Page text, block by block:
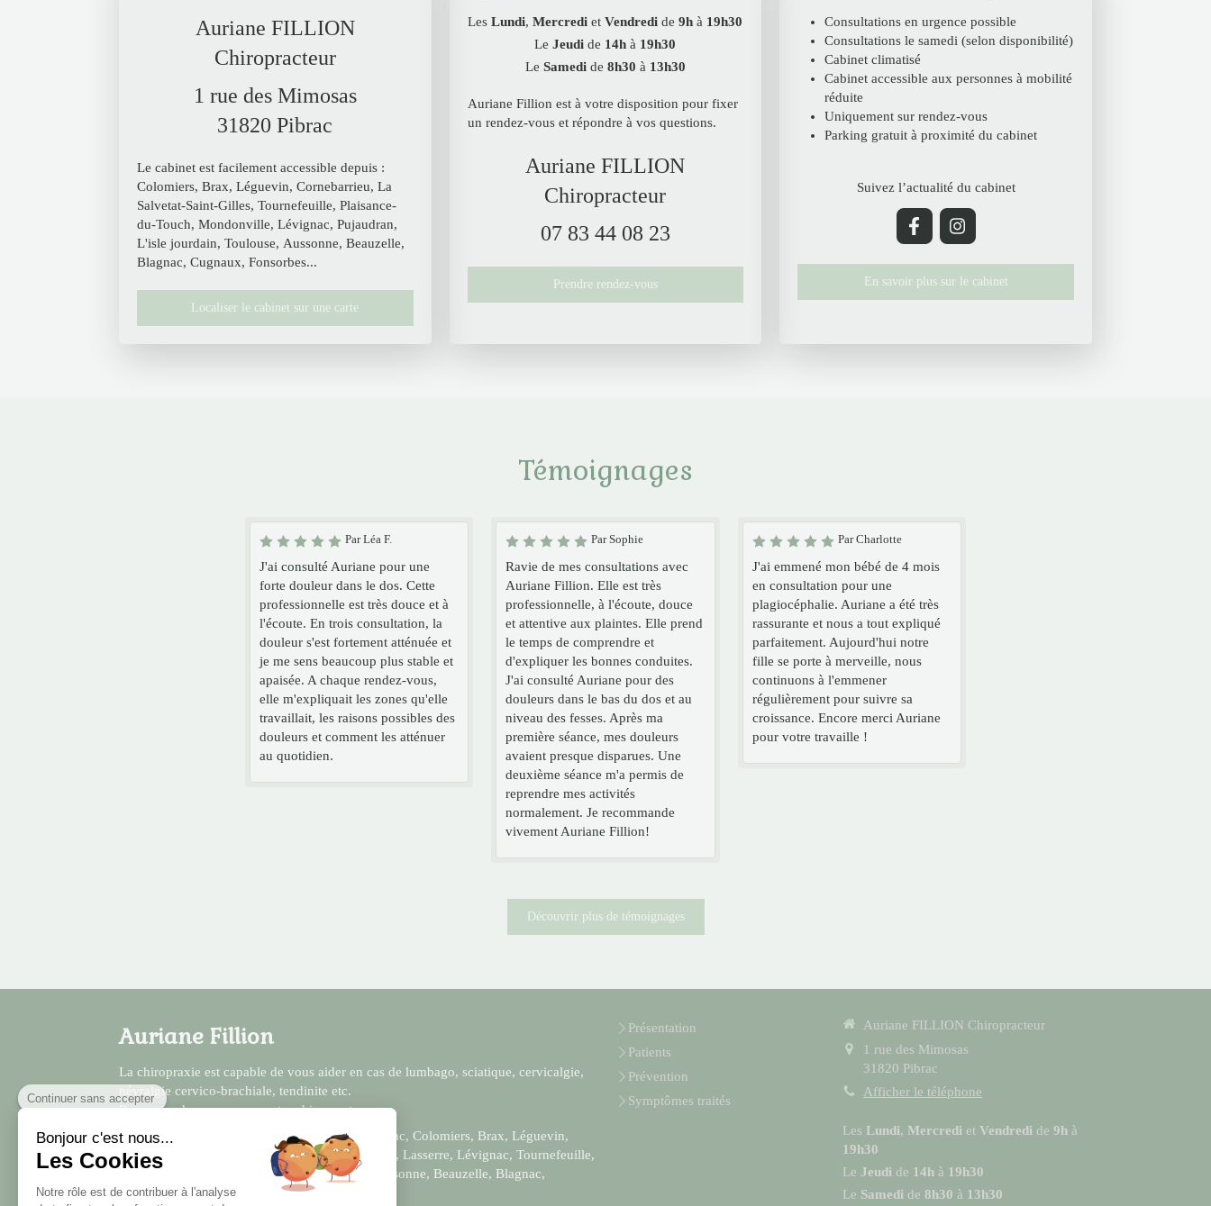
Auriane FILLION
Chiropracteur
1 rue des Mimosas
31820 Pibrac
Le cabinet est facilement accessible depuis :
Colomiers, Brax, Léguevin, Cornebarrieu, La
Salvetat-Saint-Gilles, Tournefeuille, Plaisance-
du-Touch, Mondonville, Lévignac, Pujaudran,
L'isle jourdain, Toulouse, Aussonne, Beauzelle,
Blagnac, Cugnaux, Fonsorbes...
Localiser le cabinet sur une carte
LesLundi,Mercredi etVendredi de9h à 19h30
LeJeudi de 14h à 19h30
Le Samedide 8h30 à 13h30
Auriane Fillion est à votre disposition pour fixer
un rendez-vous et répondre à vos questions.
Auriane FILLION
Chiropracteur
07 83 44 08 23
Prendre rendez-vous
Consultations en urgence possible
Consultations le samedi (selon disponibilité)
Cabinet climatisé
Cabinet accessible aux personnes à mobilité
réduite
Uniquement sur rendez-vous
Parking gratuit à proximité du cabinet
Suivez l’actualité du cabinet
En savoir plus sur le cabinet
Témoignages
Par Léa F.
J'ai consulté Auriane pour une
forte douleur dans le dos. Cette
professionnelle est très douce et à
l'écoute. En trois consultation, la
douleur s'est fortement atténuée et
je me sens beaucoup plus stable et
apaisée. A chaque rendez-vous,
elle m'expliquait les zones qu'elle
travaillait, les raisons possibles des
douleurs et comment les atténuer
au quotidien.
Par Sophie
Ravie de mes consultations avec
Auriane Fillion. Elle est très
professionnelle, à l'écoute, douce
et attentive aux plaintes. Elle prend
le temps de comprendre et
d'expliquer les bonnes conduites.
J'ai consulté Auriane pour des
douleurs dans le bas du dos et au
niveau des fesses. Après ma
première séance, mes douleurs
avaient presque disparues. Une
deuxième séance m'a permis de
reprendre mes activités
normalement. Je recommande
vivement Auriane Fillion!
Par Charlotte
J'ai emmené mon bébé de 4 mois
en consultation pour une
plagiocéphalie. Auriane a été très
rassurante et nous a tout expliqué
parfaitement. Aujourd'hui notre
fille se porte à merveille, nous
continuons à l'emmener
régulièrement pour suivre sa
croissance. Encore merci Auriane
pour votre travaille !
Découvrir plus de témoignages
Auriane Fillion
La chiropraxie est capable de vous aider en cas de lumbago, sciatique, cervicalgie,
névralgie cervico-brachiale, tendinite etc.
Prenez rendez-vous avec votre chiropracteur.
Le cabinet est facilement accessible depuis : Pibrac, Colomiers, Brax, Léguevin,
Cornebarrieu, La Salvetat-Saint-Gilles, Pujaudran, Lasserre, Lévignac, Tournefeuille,
Plaisance-du-Touch,Toulouse, Mondonville, Aussonne, Beauzelle, Blagnac,
Cugnaux, Fonsorbes, Fontenilles
Présentation
Patients
Prévention
Symptômes traités
Auriane FILLION Chiropracteur
1 rue des Mimosas
31820 Pibrac
Afficher le téléphone
Les Lundi,Mercredi etVendredi de9h à
19h30
Le Jeudi de 14h à 19h30
Le Samedi de8h30 à 13h30
Continuer sans accepter
Bonjour c'est nous...
Les Cookies
Notre rôle est de contribuer à l'analyse